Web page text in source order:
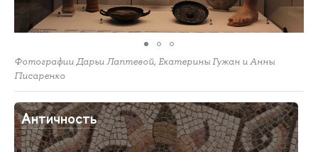
Фотографии Дарьи Лаптевой, Екатерины Гужан и Анны
Писаренко
Античность